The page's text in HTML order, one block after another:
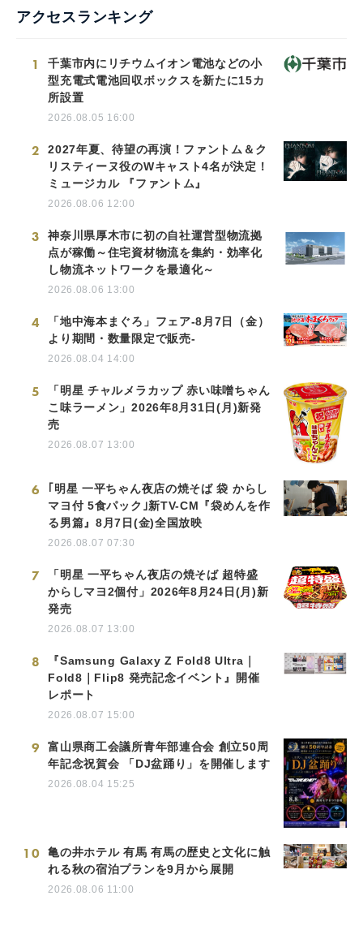
アクセスランキング
1
千葉市内にリチウムイオン電池などの小
型充電式電池回収ボックスを新たに15カ
所設置
2026.08.05 16:00
2
2027年夏、待望の再演！ファントム＆ク
リスティーヌ役のWキャスト4名が決定！
ミュージカル 『ファントム』
2026.08.06 12:00
3
神奈川県厚木市に初の自社運営型物流拠
点が稼働～住宅資材物流を集約・効率化
し物流ネットワークを最適化～
2026.08.06 13:00
4
「地中海本まぐろ」フェア-8月7日（金）
より期間・数量限定で販売-
2026.08.04 14:00
5
「明星 チャルメラカップ 赤い味噌ちゃん
こ味ラーメン」2026年8月31日(月)新発
売
2026.08.07 13:00
6
｢明星 一平ちゃん夜店の焼そば 袋 からし
マヨ付 5食パック｣新TV-CM『袋めんを作
る男篇』8月7日(金)全国放映
2026.08.07 07:30
7
「明星 一平ちゃん夜店の焼そば 超特盛
からしマヨ2個付」2026年8月24日(月)新
発売
2026.08.07 13:00
8
『Samsung Galaxy Z Fold8 Ultra｜
Fold8｜Flip8 発売記念イベント』開催
レポート
2026.08.07 15:00
9
富山県商工会議所青年部連合会 創立50周
年記念祝賀会 「DJ盆踊り」を開催します
2026.08.04 15:25
10
亀の井ホテル 有馬 有馬の歴史と文化に触
れる秋の宿泊プランを9月から展開
2026.08.06 11:00